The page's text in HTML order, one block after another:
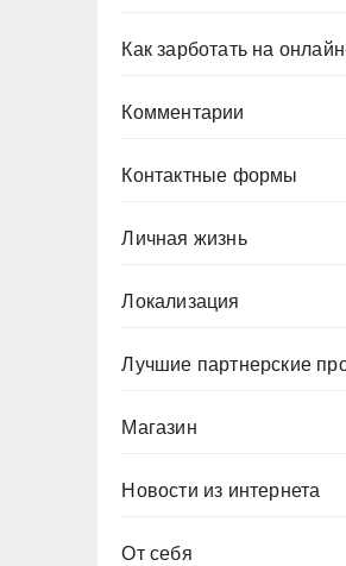
Как зарботать на
Комментарии
Контактные формы
Личная жизнь
Локализация
Лучшие партнерские
Магазин
Новости из интернета
От себя